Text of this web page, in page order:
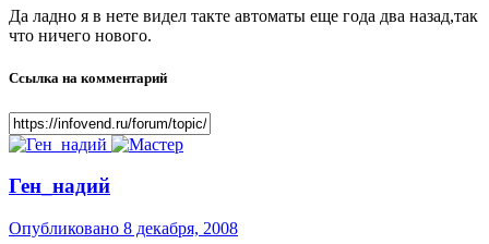
Да ладно я в нете видел такте автоматы еще года два назад,так
что ничего нового.
Ссылка на комментарий
Ген_надий
Опубликовано 8 декабря, 2008